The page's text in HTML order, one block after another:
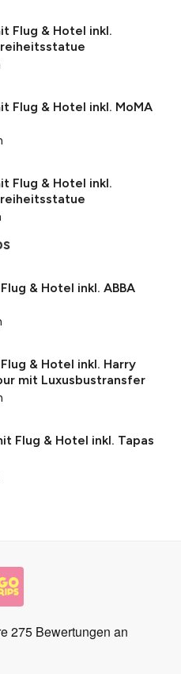
Flug & Hotel inkl.
Flug & Hotel inkl. MoMA
Flug & Hotel inkl.
& Hotel inkl. ABBA
& Hotel inkl. Harry
mit Luxusbustransfer
Flug & Hotel inkl. Tapas